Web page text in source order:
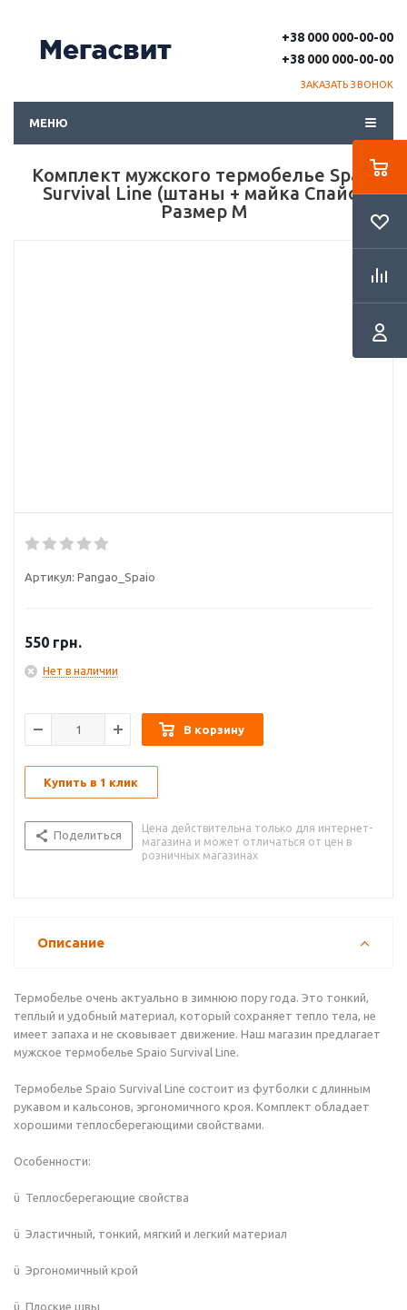
+38 000 000-00-00
+38 000 000-00-00
ЗАКАЗАТЬ ЗВОНОК
МЕНЮ
Комплект мужского термобелье Spaio
Survival Line (штаны + майка Спайо)
Размер М
Артикул: Pangao_Spaio
550 грн.
Нет в наличии
В корзину
Купить в 1 клик
Поделиться
Цена действительна только для интернет-
магазина и может отличаться от цен в
розничных магазинах
Описание
Термобелье очень актуально в зимнюю пору года. Это тонкий,
теплый и удобный материал, который сохраняет тепло тела, не
имеет запаха и не сковывает движение. Наш магазин предлагает
мужское термобелье Spaio Survival Line.
Термобелье Spaio Survival Line состоит из футболки с длинным
рукавом и кальсонов, эргономичного кроя. Комплект обладает
хорошими теплосберегающими свойствами.
Особенности:
ü Теплосберегающие свойства
ü Эластичный, тонкий, мягкий и легкий материал
ü Эргономичный крой
ü Плоские швы